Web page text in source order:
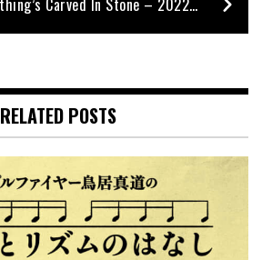
【Live Report】 Nothing’s Carved In Stone – 2022年2月25日（金）／東京・豊洲PIT
RELATED POSTS